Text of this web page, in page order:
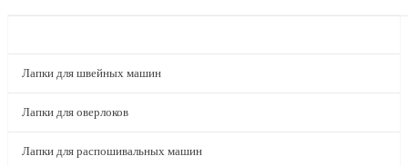
Лапки для швейных машин
Лапки для оверлоков
Лапки для распошивальных машин